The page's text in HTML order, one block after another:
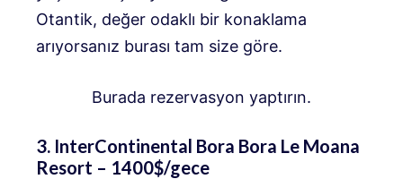
Otantik, değer odaklı bir konaklama
arıyorsanız burası tam size göre.
Burada rezervasyon yaptırın.
3. InterContinental Bora Bora Le Moana
Resort – 1400$/gece